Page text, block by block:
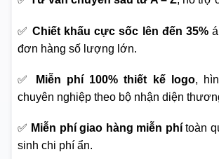
✅ Chiết khấu cực sốc lên đến 35%
đơn hàng số lượng lớn.
✅ Miễn phí 100% thiết kế logo,
chuyên nghiệp theo bộ nhận diện
✅ Miễn phí giao hàng miễn phítoàn
sinh chi phí ẩn.